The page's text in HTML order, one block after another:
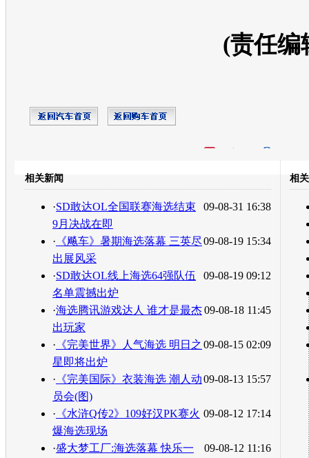
(责任编
转发至：
相关新闻
09-08-31 16:38
·SD敢达OL全国联赛海选结束
9月决战在即
09-08-19 15:34
· 《飚车》暑期海选落幕 三英尽
出展风采
09-08-19 09:12
·SD敢达OL线上海选64强队伍
名单震撼出炉
09-08-18 11:45
·海选腾讯游戏达人 谁才是最杰
出玩家
09-08-15 02:09
· 《完美世界》人气海选 明日之
星即将出炉
09-08-13 15:57
· 《完美国际》衣装海选 潮人动
员会(图)
09-08-12 17:14
· 《水浒Q传2》109好汉PK赛火
爆海选现场
09-08-12 11:16
·盛大梦工厂:海选落幕 快乐一
相